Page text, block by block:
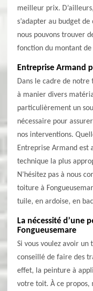
meilleur prix.
s’adapter au budget
nous pouvons trouver
fonction du montant
Entreprise Armand
Dans le cadre de notre
à manier divers
particulièrement un
nécessaire pour
nos interventions.
Entreprise Armand est
technique la plus
N’hésitez pas à nous
toiture à
tuile, en ardoise, en
La nécessité d’une
Fongueusemare
Si vous voulez avoir
conseillé de faire des
effet, la peinture à
votre toit. À ce propos,